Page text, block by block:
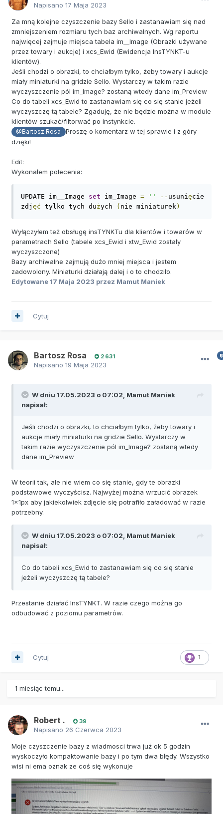
Napisano 17 Maja 2023
Za mną kolejne czyszczenie bazy Sello i zastanawiam się nad
zmniejszeniem rozmiaru tych baz archiwalnych. Wg raportu
najwięcej zajmuje miejsca tabela im__Image (Obrazki używane
przez towary i aukcje) i xcs_Ewid (Ewidencja InsTYNKT-u
klientów).
Jeśli chodzi o obrazki, to chciałbym tylko, żeby towary i aukcje
miały miniaturki na gridzie Sello. Wystarczy w takim razie
wyczyszczenie pól im_Image? zostaną wtedy dane im_Preview
Co do tabeli xcs_Ewid to zastanawiam się co się stanie jeżeli
wyczyszczę tą tabele? Zgaduję, że nie będzie można w module
klientów szukać/filtorwać po instynkcie.
@Bartosz Rosa
Proszę o komentarz w tej sprawie i z góry
dzięki!
Edit:
Wykonałem polecenia:
UPDATE im__Image set im_Image = '' -- usuni ęcie
zdj ęć tylko tych dużych ( nie miniaturek )
Wyłączyłem też obsługę insTYNKTu dla klientów i towarów w
parametrach Sello (tabele xcs_Ewid i xtw_Ewid zostały
wyczyszczone)
Bazy archiwalne zajmują dużo mniej miejsca i jestem
zadowolony. Miniaturki działają dalej i o to chodziło.
Edytowane 17 Maja 2023 przez Mamut Maniek
Cytuj
Bartosz Rosa 2 631
Napisano 19 Maja 2023
W dniu 17.05.2023 o 07:02, Mamut Maniek
napisał:
Jeśli chodzi o obrazki, to chciałbym tylko, żeby towary i
aukcje miały miniaturki na gridzie Sello. Wystarczy w
takim razie wyczyszczenie pól im_Image? zostaną wtedy
dane im_Preview
W teorii tak, ale nie wiem co się stanie, gdy te obrazki
podstawowe wyczyścisz. Najwyżej można wrzucić obrazek
1x1px aby jakiekolwiek zdjęcie się potrafiło załadować w razie
potrzebny.
W dniu 17.05.2023 o 07:02, Mamut Maniek
napisał:
Co do tabeli xcs_Ewid to zastanawiam się co się stanie
jeżeli wyczyszczę tą tabele?
Przestanie działać InsTYNKT. W razie czego można go
odbudować z poziomu parametrów.
1
Cytuj
1 miesiąc temu...
Robert . 39
Napisano 26 Czerwca 2023
Moje czyszczenie bazy z wiadmosci trwa już ok 5 godzin
wyskoczyło kompaktowanie bazy i po tym dwa błędy. Wszystko
wisi ni ema oznak ze coś się wykonuje